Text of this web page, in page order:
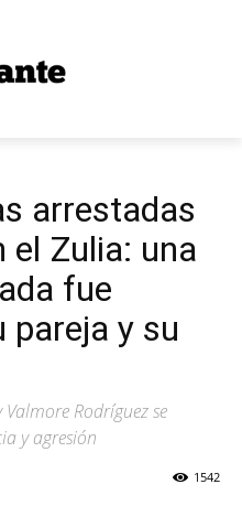
arrestadas
el Zulia: una
fue
pareja y su
Rodríguez se
y agresión
1542